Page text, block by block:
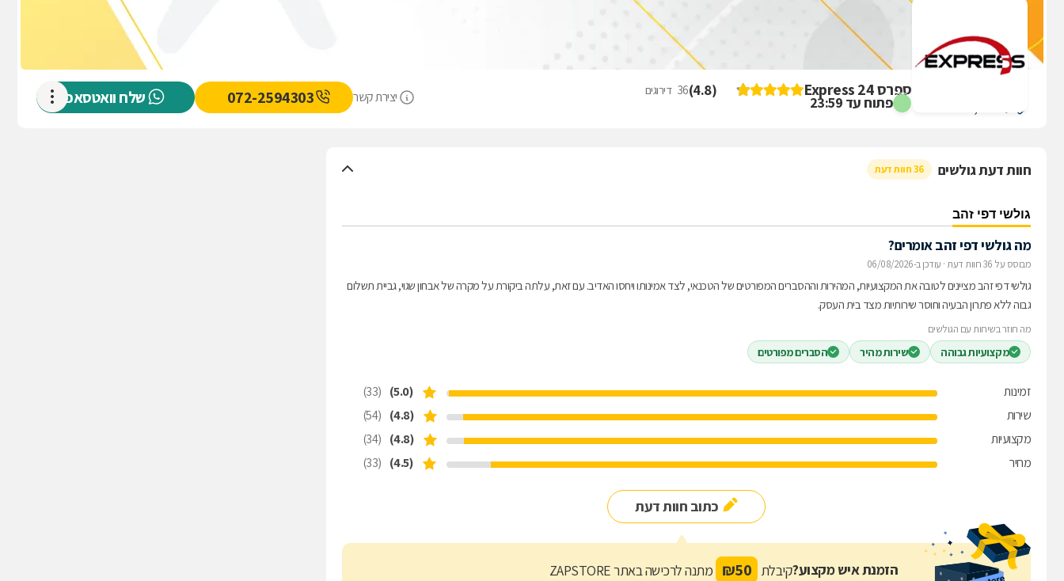
פתוח עד 23:59
ביקורת על שרות אקספרס 24 Express (
4.8
)
36 דירוגים יצירת קשר 072-2594303 שלח וואטסאפ
חוות דעת גולשים 36 חוות דעת
גולשי דפי זהב
מה גולשי דפי זהב אומרים?
מבוסס על 36 חוות דעת · עודכן ב-06/08/2026
גולשי דפי זהב מציינים לטובה את המקצועיות, המהירות וההסברים המפורטים של הטכנאי, לצד אמינותו ויחסו האדיב. עם זאת, עלתה ביקורת על מקרה של אבחון שגוי, גביית תשלום
גבוה ללא פתרון הבעיה וחוסר שירותיות מצד בית העסק.
מה חוזר בשיחות עם הגולשים
מקצועיות גבוהה שירות מהיר הסברים מפורטים
זמינות (5.0)
(33)
שירות
(4.8)
(54)
מקצועיות
(4.8)
(34)
מחיר
(4.5)
(33)
כתוב חוות דעת
הזמנת איש מקצוע?קיבלת 50
₪ מתנה לרכישה באתר ZAPSTORE